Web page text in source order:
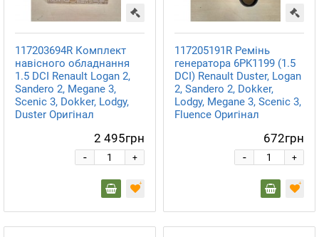
117203694R Комплект
навісного обладнання
1.5 DCI Renault Logan 2,
Sandero 2, Megane 3,
Scenic 3, Dokker, Lodgy,
Duster Оригінал
2 495грн
+
-
117205191R Ремінь
генератора 6PK1199 (1.5
DCI) Renault Duster, Logan
2, Sandero 2, Dokker,
Lodgy, Megane 3, Scenic 3,
Fluence Оригінал
672грн
+
-